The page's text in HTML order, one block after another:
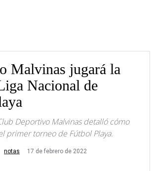
Malvinas jugará la
Nacional de
Deportivo Malvinas detalló cómo
primer torneo de Fútbol Playa.
notas 17 de febrero de 2022